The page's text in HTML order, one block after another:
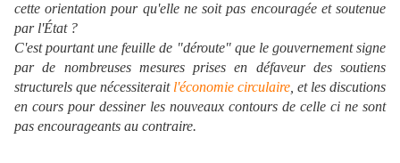
cette orientation pour qu'elle ne soit pas encouragée et soutenue
par l'État ?
C'est pourtant une feuille de "déroute" que le gouvernement signe
par de nombreuses mesures prises en défaveur des soutiens
structurels que nécessiterait l'économie circulaire , et les discutions
en cours pour dessiner les nouveaux contours de celle ci ne sont
pas encourageants au contraire.